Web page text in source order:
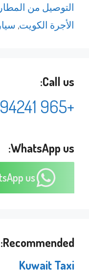
التوصيل من المطار
الأجرة الكويت,
Call us:
+965 69694241
WhatsApp us:
us
Recommended:
Kuwait Taxi